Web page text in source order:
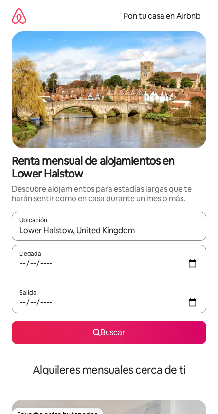
contenido
Pon tu casa en Airbnb
Renta mensual de alojamientos en
Lower Halstow
Descubre alojamientos para estadías largas que te
harán sentir como en casa durante un mes o más.
Ubicación
Cuando los resultados estén disponibles, navega con las
Llegada
Salida
Buscar
Alquileres mensuales cerca de ti